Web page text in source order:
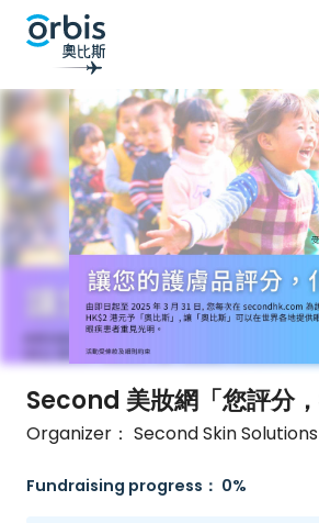
Second 美妝網「您評分
Organizer： Second Skin
Fundraising progress： 0%